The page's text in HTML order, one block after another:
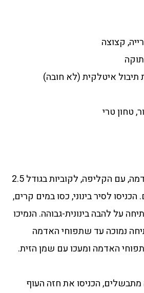
1. חתכו את תפוחי האדמה, עם הקליפה, לקוביות בגודל 2.5
לסיר בינוני, כסו במים קרים,
על להבה בינונית-גבוהה. הנמיכו
נמוכה עד שתפוחי האדמה
האדמה ומעכו עם שמן הזית.
הכניסו את חזה העוף